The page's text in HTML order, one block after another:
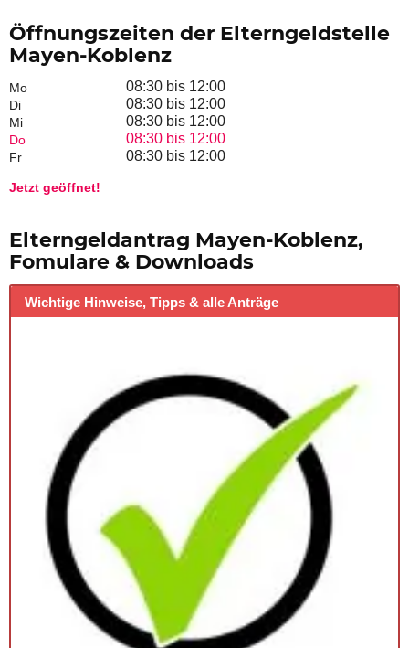
Öffnungszeiten der Elterngeldstelle
Mayen-Koblenz
Mo 08:30 bis 12:00
Di 08:30 bis 12:00
Mi 08:30 bis 12:00
Do 08:30 bis 12:00
Fr 08:30 bis 12:00
Jetzt geöffnet!
Elterngeldantrag Mayen-Koblenz,
Fomulare & Downloads
Wichtige Hinweise, Tipps & alle Anträge